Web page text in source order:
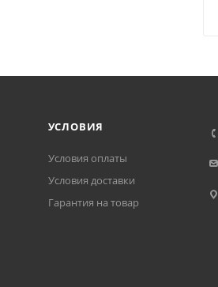
УСЛОВИЯ
Условия оплаты
Условия доставки
Гарантия на товар